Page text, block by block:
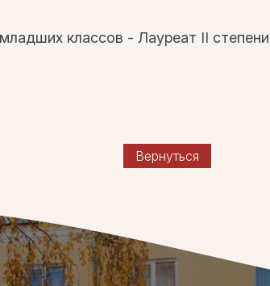
классов - Лауреат II
Вернуться